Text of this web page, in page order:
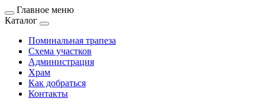
Главное меню
Каталог
Поминальная трапеза
Схема участков
Администрация
Храм
Как добраться
Контакты